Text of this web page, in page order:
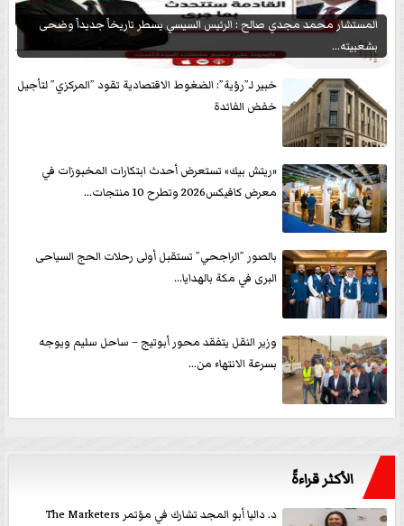
المستشار محمد مجدي صالح : الرئيس السيسي يسطر تاريخاً جديداً وضحى
بشعبيته...
خبير لـ”رؤية”: الضغوط الاقتصادية تقود ”المركزي” لتأجيل
خفض الفائدة
«ريتش بيك» تستعرض أحدث ابتكارات المخبوزات في
معرض كافيكس2026 وتطرح 10 منتجات...
بالصور ”الراجحي” تستقبل أولى رحلات الحج السياحى
البرى في مكة بالهدايا...
وزير النقل يتفقد محور أبوتيج – ساحل سليم ويوجه
بسرعة الانتهاء من...
الأكثر قراءةً
د. داليا أبو المجد تشارك في مؤتمر The Marketers